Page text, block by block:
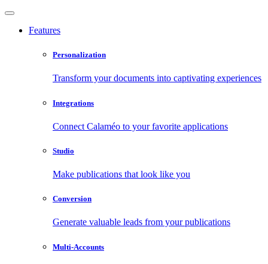
Features
Personalization
Transform your documents into captivating experiences
Integrations
Connect Calaméo to your favorite applications
Studio
Make publications that look like you
Conversion
Generate valuable leads from your publications
Multi-Accounts